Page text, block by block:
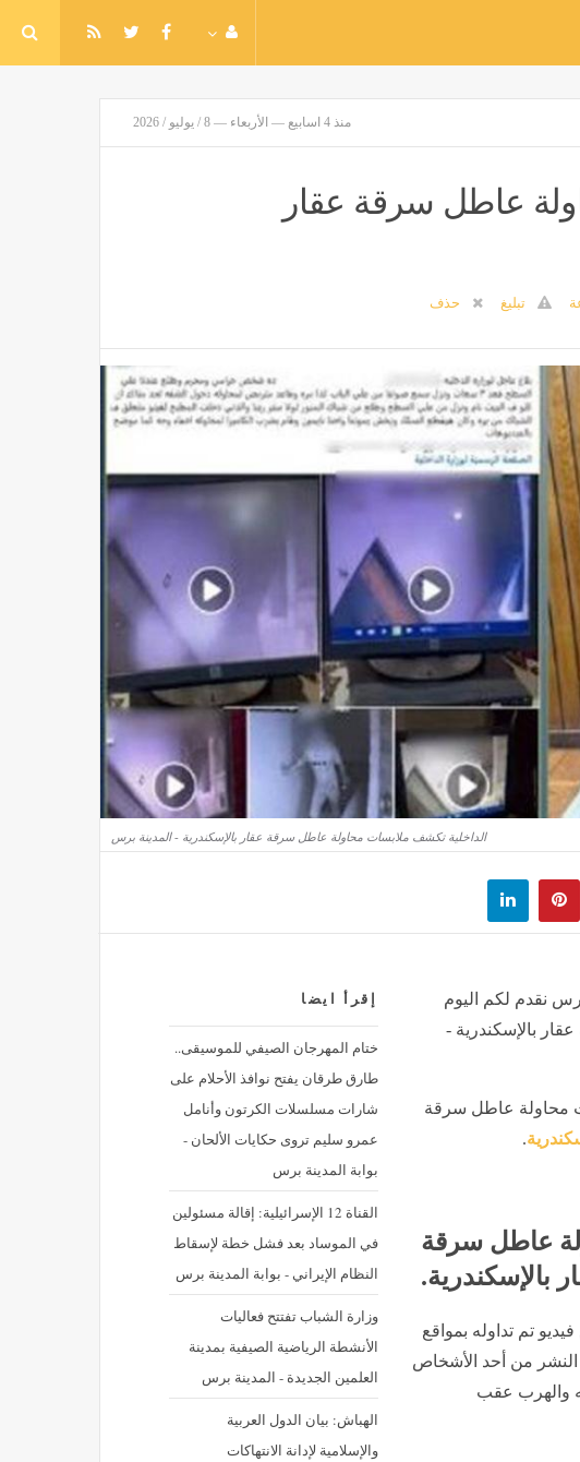
منذ 4 اسابيع — الأربعاء — 8 / يوليو / 2026
عاطل سرقة عقار
تبليغ حذف
الداخلية تكشف ملابسات محاولة عاطل سرقة عقار بالإسكندرية - المدينة برس
إقرأ ايضا
ختام المهرجان الصيفي للموسيقى..
طارق طرقان يفتح نوافذ الأحلام على
شارات مسلسلات الكرتون وأنامل
عمرو سليم تروى حكايات الألحان -
بوابة المدينة برس
القناة 12 الإسرائيلية: إقالة مسئولين
في الموساد بعد فشل خطة لإسقاط
النظام الإيراني - بوابة المدينة برس
وزارة الشباب تفتتح فعاليات
الأنشطة الرياضية الصيفية بمدينة
العلمين الجديدة - المدينة برس
الهباش: بيان الدول العربية
والإسلامية لإدانة الانتهاكات
نقدم لكم اليوم
بالإسكندرية -
محاولة عاطل سرقة
.
عاطل سرقة
تم تداوله بمواقع
النشر من أحد الأشخاص
والهرب عقب